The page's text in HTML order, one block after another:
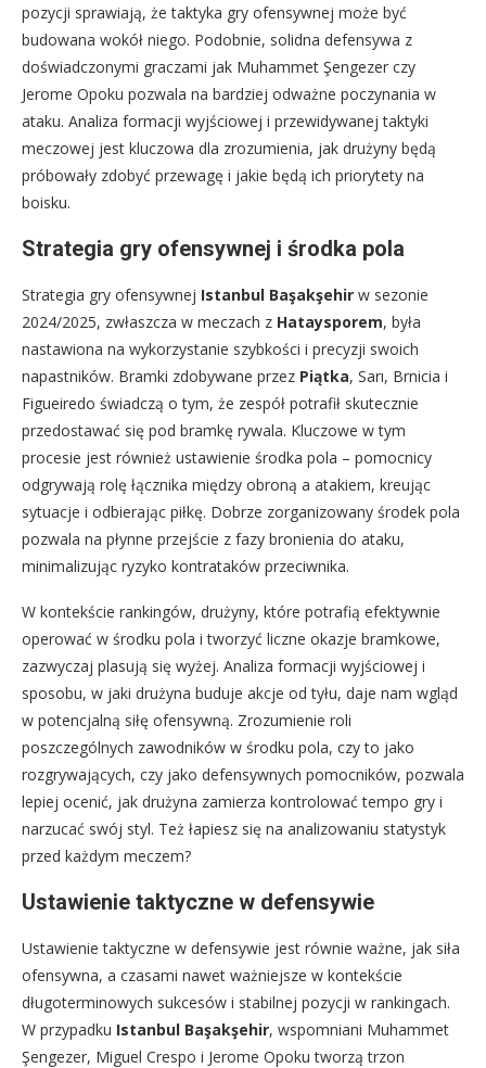
pozycji sprawiają, że taktyka gry ofensywnej może być
budowana wokół niego. Podobnie, solidna defensywa z
doświadczonymi graczami jak Muhammet Şengezer czy
Jerome Opoku pozwala na bardziej odważne poczynania w
ataku. Analiza formacji wyjściowej i przewidywanej taktyki
meczowej jest kluczowa dla zrozumienia, jak drużyny będą
próbowały zdobyć przewagę i jakie będą ich priorytety na
boisku.
Strategia gry ofensywnej i środka pola
Strategia gry ofensywnej Istanbul Başakşehir w sezonie
2024/2025, zwłaszcza w meczach z Hataysporem, była
nastawiona na wykorzystanie szybkości i precyzji swoich
napastników. Bramki zdobywane przez Piątka, Sarı, Brnicia i
Figueiredo świadczą o tym, że zespół potrafił skutecznie
przedostawać się pod bramkę rywala. Kluczowe w tym
procesie jest również ustawienie środka pola – pomocnicy
odgrywają rolę łącznika między obroną a atakiem, kreując
sytuacje i odbierając piłkę. Dobrze zorganizowany środek pola
pozwala na płynne przejście z fazy bronienia do ataku,
minimalizując ryzyko kontrataków przeciwnika.
W kontekście rankingów, drużyny, które potrafią efektywnie
operować w środku pola i tworzyć liczne okazje bramkowe,
zazwyczaj plasują się wyżej. Analiza formacji wyjściowej i
sposobu, w jaki drużyna buduje akcje od tyłu, daje nam wgląd
w potencjalną siłę ofensywną. Zrozumienie roli
poszczególnych zawodników w środku pola, czy to jako
rozgrywających, czy jako defensywnych pomocników, pozwala
lepiej ocenić, jak drużyna zamierza kontrolować tempo gry i
narzucać swój styl. Też łapiesz się na analizowaniu statystyk
przed każdym meczem?
Ustawienie taktyczne w defensywie
Ustawienie taktyczne w defensywie jest równie ważne, jak siła
ofensywna, a czasami nawet ważniejsze w kontekście
długoterminowych sukcesów i stabilnej pozycji w rankingach.
W przypadku Istanbul Başakşehir, wspomniani Muhammet
Şengezer, Miguel Crespo i Jerome Opoku tworzą trzon